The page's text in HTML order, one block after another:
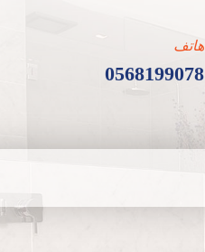
هاتف
0568199078